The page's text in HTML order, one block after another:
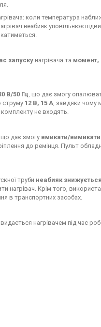
коли температура
неабияк уповільнює
запускунагрівача та момент,
В/50 Гц , що дає змогу
струму 12 В, 15 А , завдяки чому
не входять.
що дає змогу вмикати/вимикати
до ремінця. Пульт
труби неабияк
Крім того,
в транспортних засобах.
видається нагрівачем під час